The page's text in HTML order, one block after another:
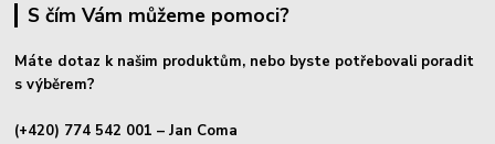
S čím Vám můžeme pomoci?
Máte dotaz k našim produktům, nebo byste potřebovali poradit
s výběrem?
(+420) 774 542 001 – Jan Coma